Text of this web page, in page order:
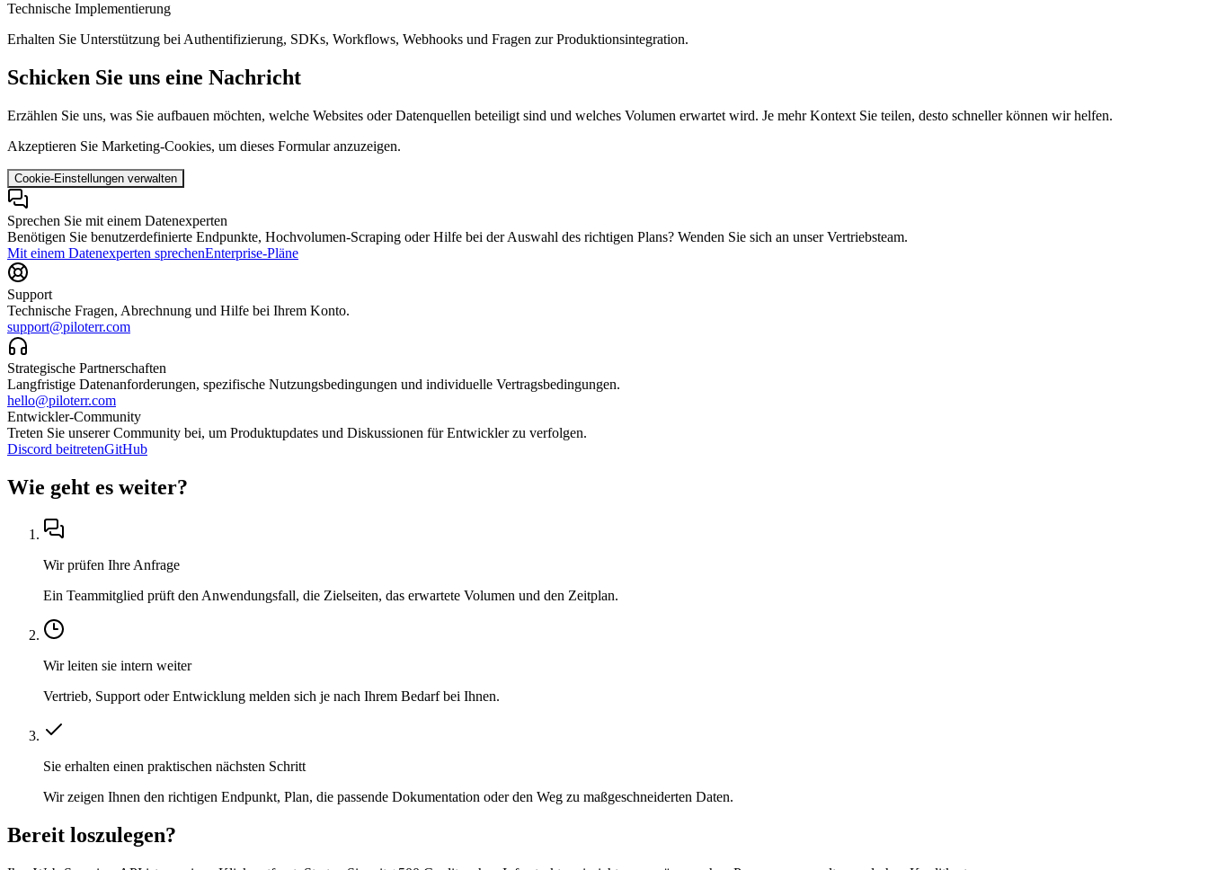
Technische Implementierung
Erhalten Sie Unterstützung bei Authentifizierung, SDKs, Workflows, Webhooks und Fragen zur Produktionsintegration.
Schicken Sie uns eine Nachricht
Erzählen Sie uns, was Sie aufbauen möchten, welche Websites oder Datenquellen beteiligt sind und welches Volumen erwartet wird. Je mehr Kontext Sie teilen, desto schneller können wir helfen.
Akzeptieren Sie Marketing-Cookies, um dieses Formular anzuzeigen.
Cookie-Einstellungen verwalten
Sprechen Sie mit einem Datenexperten
Benötigen Sie benutzerdefinierte Endpunkte, Hochvolumen-Scraping oder Hilfe bei der Auswahl des richtigen Plans? Wenden Sie sich an unser Vertriebsteam.
Mit einem Datenexperten sprechenEnterprise-Pläne
Support
Technische Fragen, Abrechnung und Hilfe bei Ihrem Konto.
support@piloterr.com
Strategische Partnerschaften
Langfristige Datenanforderungen, spezifische Nutzungsbedingungen und individuelle Vertragsbedingungen.
hello@piloterr.com
Entwickler-Community
Treten Sie unserer Community bei, um Produktupdates und Diskussionen für Entwickler zu verfolgen.
Discord beitretenGitHub
Wie geht es weiter?
Wir prüfen Ihre Anfrage
Ein Teammitglied prüft den Anwendungsfall, die Zielseiten, das erwartete Volumen und den Zeitplan.
Wir leiten sie intern weiter
Vertrieb, Support oder Entwicklung melden sich je nach Ihrem Bedarf bei Ihnen.
Sie erhalten einen praktischen nächsten Schritt
Wir zeigen Ihnen den richtigen Endpunkt, Plan, die passende Dokumentation oder den Weg zu maßgeschneiderten Daten.
Bereit loszulegen?